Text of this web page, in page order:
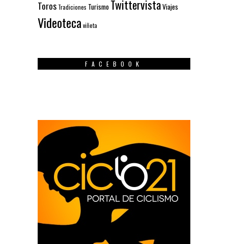
Toros Tradiciones Turismo TwittervistaViajes
Videoteca viñeta
FACEBOOK